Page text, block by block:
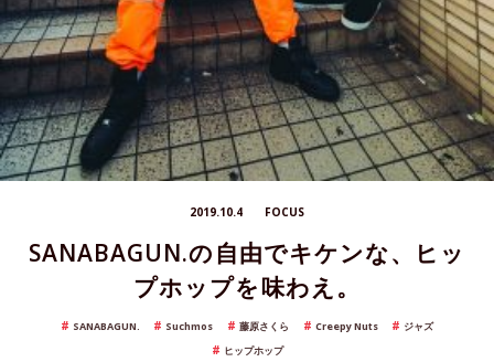
2019.10.4 FOCUS
SANABAGUN.の自由でキケンな、ヒッ
プホップを味わえ。
SANABAGUN. Suchmos 藤原さくら Creepy Nuts
ジャズ
ヒップホップ